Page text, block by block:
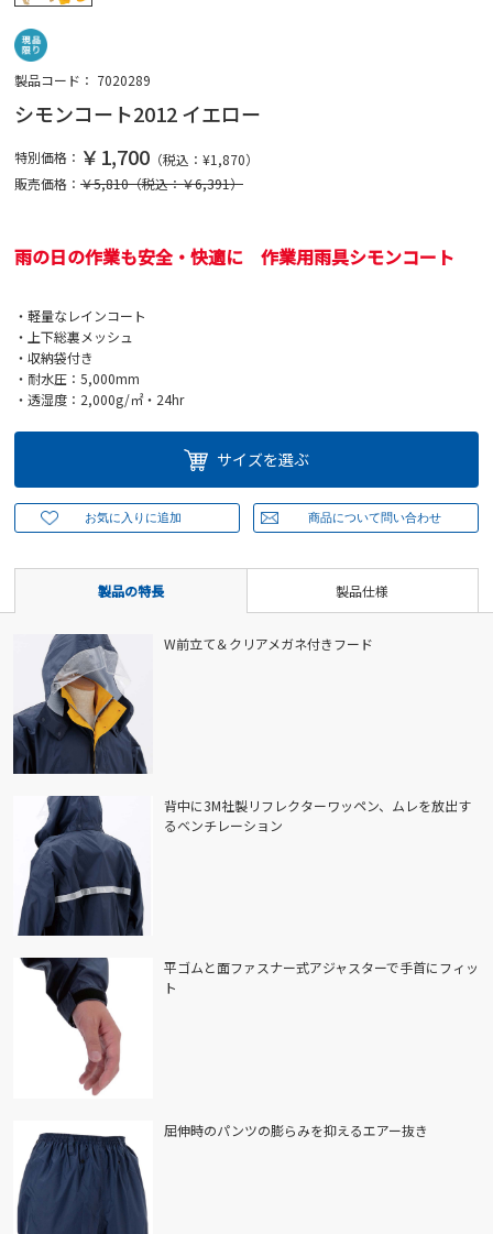
製品コード： 7020289
シモンコート2012 イエロー
特別価格： ￥1,700 （税込：¥1,870）
販売価格： ￥5,810（税込：￥6,391）
雨の日の作業も安全・快適に 作業用雨具シモンコート
・軽量なレインコート
・上下総裏メッシュ
・収納袋付き
・耐水圧：5,000mm
・透湿度：2,000g/㎡・24hr
サイズを選ぶ
製品の特長 製品仕様
W前立て＆クリアメガネ付きフード
背中に3M社製リフレクターワッペン、ムレを放出す
るベンチレーション
平ゴムと面ファスナー式アジャスターで手首にフィッ
ト
屈伸時のパンツの膨らみを抑えるエアー抜き